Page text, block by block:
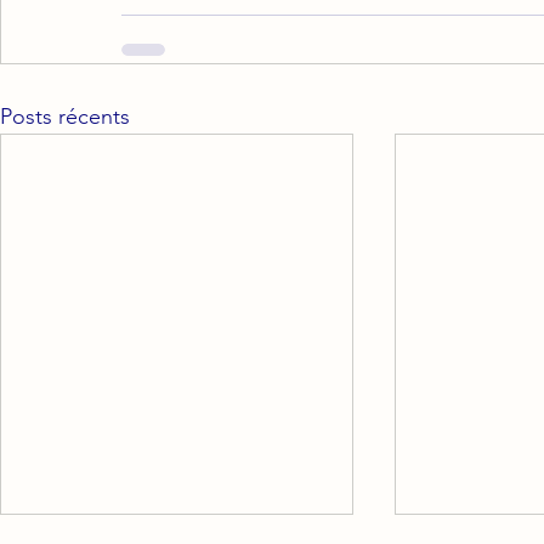
Posts récents